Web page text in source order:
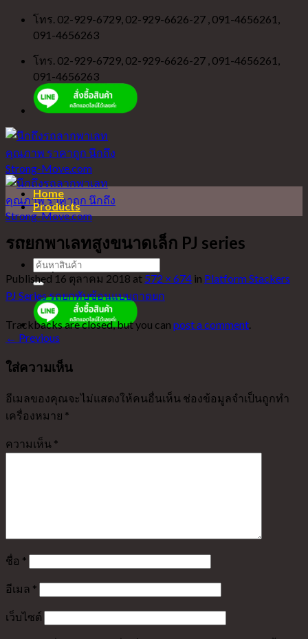
Skip
content
โทร. 02-929-6729, 02-929-6626-27 , 091-4656261,
091-4656263
โทร. 02-929-6729, 02-929-6626-27 , 091-4656261,
091-4656263
ค้นหา:
Home
Products
รถยกพาเลทสูงขนาดเล็ก PJ series
Published ่16 ตุลาคม 2018 at 572 × 674 in Platform Stackers
PJ Series รถยกทับซ้อนแบบถาดยก
Trackbacks are closed, but you can post a comment.
← Previous
ใส่ความเห็น
อีเมลของคุณจะไม่แสดงให้คนอื่นเห็น ช่องข้อมูลจำเป็นถูกทำ
เครื่องหมาย *
ความเห็น *
ชื่อ *
อีเมล *
เว็บไซต์